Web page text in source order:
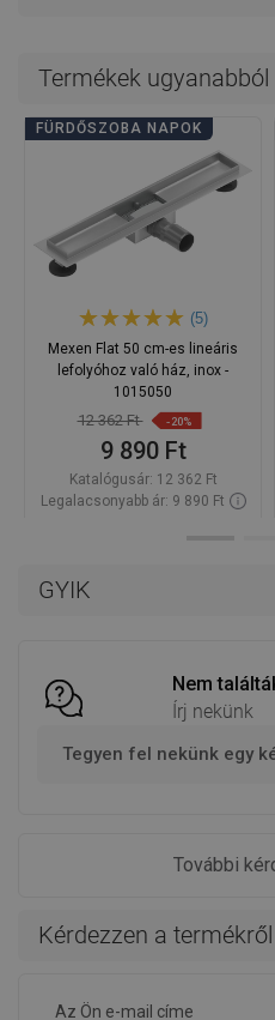
GYIK
Nem
Írj nekünk
Tegyen fel nekünk egy
További
Kérdezzen a termékről
Termékek ugyanabból
FÜRDŐSZOBA NAPOK
(5)
Mexen Flat 50 cm-es lineáris
lefolyóhoz való ház, inox -
1015050
12 362 Ft -20%
9 890 Ft
Katalógusár: 12 362 Ft
Legalacsonyabb ár: 9 890 Ft